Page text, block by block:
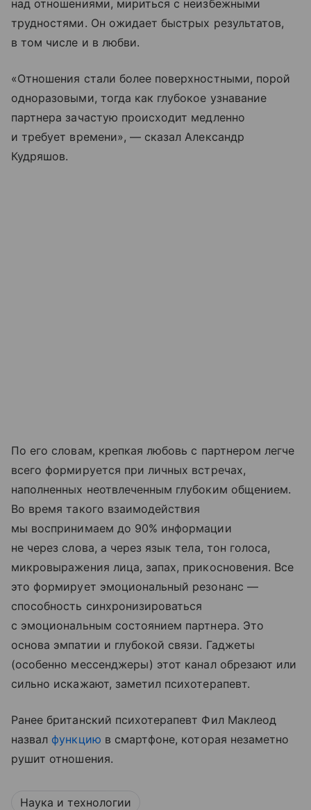
над отношениями, мириться с неизбежными
трудностями. Он ожидает быстрых результатов,
в том числе и в любви.
«Отношения стали более поверхностными, порой
одноразовыми, тогда как глубокое узнавание
партнера зачастую происходит медленно
и требует времени», — сказал Александр
Кудряшов.
По его словам, крепкая любовь с партнером легче
всего формируется при личных встречах,
наполненных неотвлеченным глубоким общением.
Во время такого взаимодействия
мы воспринимаем до 90% информации
не через слова, а через язык тела, тон голоса,
микровыражения лица, запах, прикосновения. Все
это формирует эмоциональный резонанс —
способность синхронизироваться
с эмоциональным состоянием партнера. Это
основа эмпатии и глубокой связи. Гаджеты
(особенно мессенджеры) этот канал обрезают или
сильно искажают, заметил психотерапевт.
Ранее британский психотерапевт Фил Маклеод
назвал функцию в смартфоне, которая незаметно
рушит отношения.
Наука и технологии